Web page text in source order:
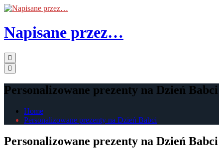
Skip
the
content
Napisane przez…
Primary
Menu
Personalizowane prezenty na Dzień Babci
Home
Personalizowane prezenty na Dzień Babci
Personalizowane prezenty na Dzień Babci